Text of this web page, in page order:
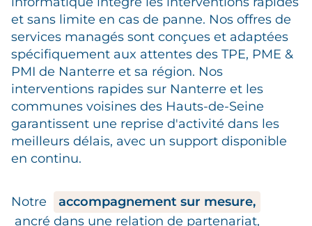
et sans limite en cas de panne. Nos offres de
services managés sont conçues et adaptées
spécifiquement aux attentes des TPE, PME &
PMI de Nanterre et sa région. Nos
interventions rapides sur Nanterre et les
communes voisines des Hauts-de-Seine
garantissent une reprise d'activité dans les
meilleurs délais, avec un support disponible
en continu.
Notre
accompagnement sur mesure,
ancré dans une relation de partenariat,